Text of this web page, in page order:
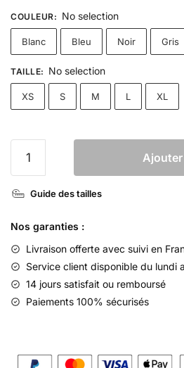
COULEUR: No selection
Blanc Bleu Noir Gris
TAILLE: No selection
XS S M L XL
Guide des tailles
Nos garanties :
Livraison offerte avec suivi en
Service client disponible du lundi
14 jours satisfait ou remboursé
Paiements 100% sécurisés